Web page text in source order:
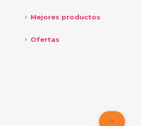
Mejores productos
Ofertas